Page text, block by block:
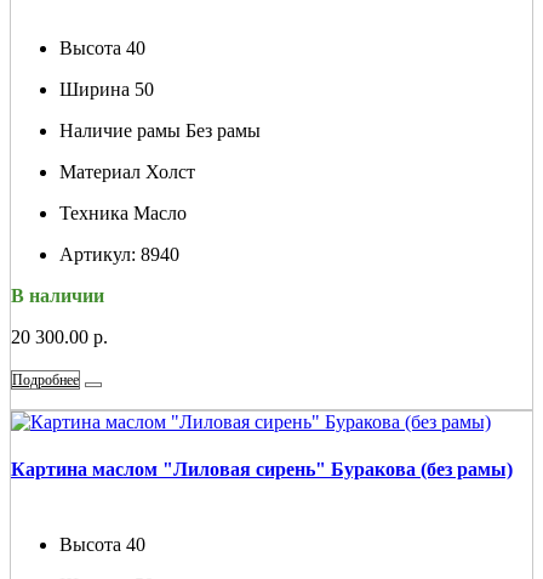
Высота 40
Ширина 50
Наличие рамы Без рамы
Материал Холст
Техника Масло
Артикул: 8940
В наличии
20 300.00 р.
Подробнее
Картина маслом "Лиловая сирень" Буракова (без рамы)
Высота 40